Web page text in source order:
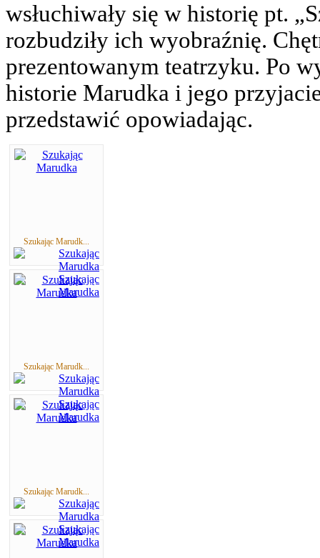
wsłuchiwały się w historię pt.
rozbudziły ich wyobraźnię.
prezentowanym teatrzyku. Po
historie Marudka i jego
przedstawić opowiadając.
Szukając Marudk...
Szukając Marudk...
Szukając Marudk...